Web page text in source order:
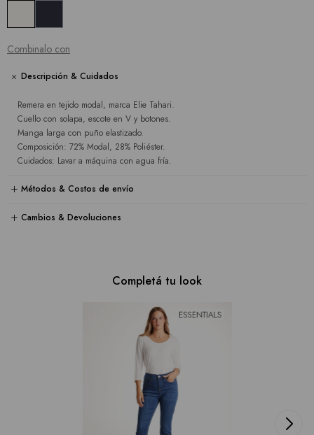
Combinalo con
Descripción & Cuidados
Remera en tejido modal, marca Elie Tahari.
Cuello con solapa, escote en V y botones.
Manga larga con puño elastizado.
Composición: 72% Modal, 28% Poliéster.
Cuidados: Lavar a máquina con agua fría.
Métodos & Costos de envío
Cambios & Devoluciones
Completá tu look